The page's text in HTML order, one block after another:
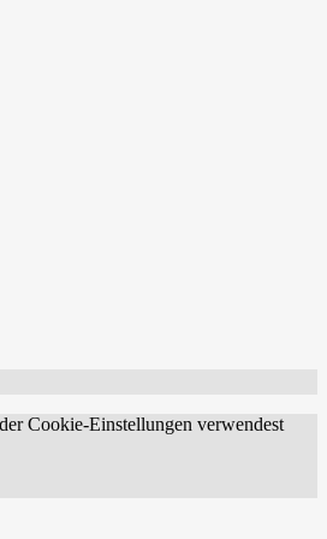
Cookie-Einstellungen verwendest